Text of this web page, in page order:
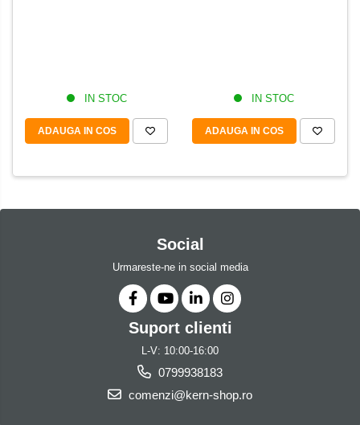
IN STOC
ADAUGA IN COS
IN STOC
ADAUGA IN COS
Social
Urmareste-ne in social media
Suport clienti
L-V: 10:00-16:00
0799938183
comenzi@kern-shop.ro